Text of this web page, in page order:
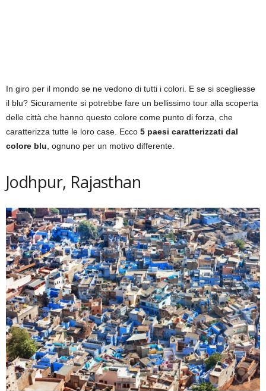
In giro per il mondo se ne vedono di tutti i colori. E se si scegliesse
il blu? Sicuramente si potrebbe fare un bellissimo tour alla scoperta
delle città che hanno questo colore come punto di forza, che
caratterizza tutte le loro case. Ecco 5 paesi caratterizzati dal
colore blu , ognuno per un motivo differente.
Jodhpur, Rajasthan